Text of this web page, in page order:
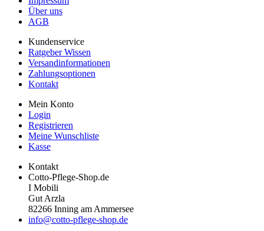
Über uns
AGB
Kundenservice
Ratgeber Wissen
Versandinformationen
Zahlungsoptionen
Kontakt
Mein Konto
Login
Registrieren
Meine Wunschliste
Kasse
Kontakt
Cotto-Pflege-Shop.de
I Mobili
Gut Arzla
82266 Inning am Ammersee
info@cotto-pflege-shop.de